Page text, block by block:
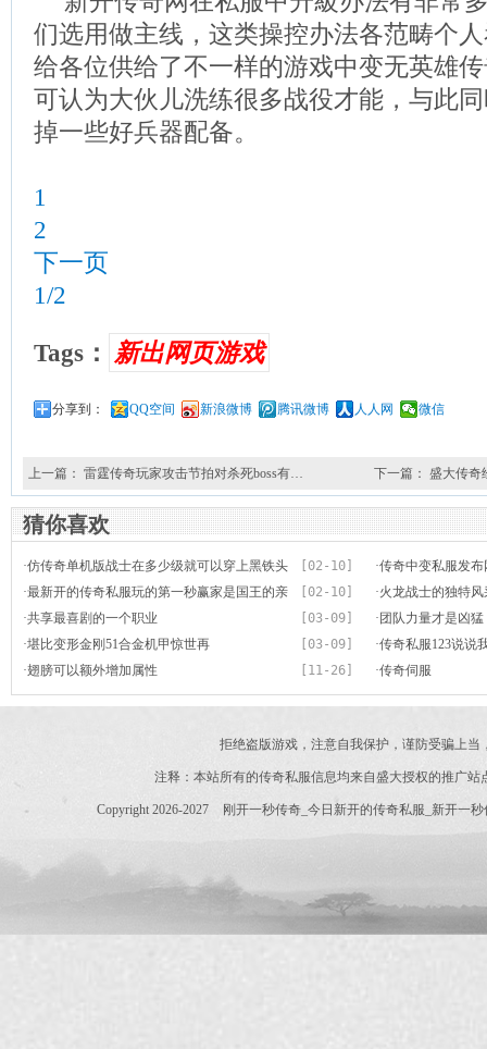
们选用做主线，这类操控办法各范畴个
给各位供给了不一样的游戏中变无英雄
可认为大伙儿洗练很多战役才能，与此
掉一些好兵器配备。
1
2
下一页
1/2
Tags： 新出网页游戏
分享到： QQ空间 新浪微博 腾讯微博 人人网 微信
上一篇： 雷霆传奇玩家攻击节拍对杀死boss有… 下一篇： 盛大传奇
猜你喜欢
[02-10]
·仿传奇单机版战士在多少级就可以穿上黑铁头
盔
·传奇中变私服发
市打架凶猛不饶人
[02-10]
·最新开的传奇私服玩的第一秒赢家是国王的亲
身阅历
·火龙战士的独特
[03-09]
·共享最喜剧的一个职业 · 团队力量才是凶猛
[03-09]
·堪比变形金刚51合金机甲惊世再 ·传奇私服123说说
[11-26]
·翅膀可以额外增加属性 ·传奇伺服
拒绝盗版游戏，注意自我保护，谨防受骗上
注释：本站所有的传奇私服信息均来自盛大授权的推广
Copyright 2026-2027 刚开一秒传奇_今日新开的传奇私服_新开一